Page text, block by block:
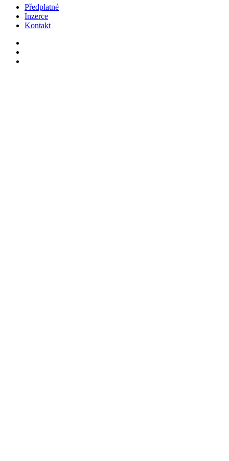
Předplatné
Inzerce
Kontakt